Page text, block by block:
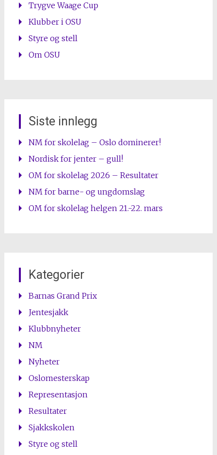
Trygve Waage Cup
Klubber i OSU
Styre og stell
Om OSU
Siste innlegg
NM for skolelag – Oslo dominerer!
Nordisk for jenter – gull!
OM for skolelag 2026 – Resultater
NM for barne- og ungdomslag
OM for skolelag helgen 21.-22. mars
Kategorier
Barnas Grand Prix
Jentesjakk
Klubbnyheter
NM
Nyheter
Oslomesterskap
Representasjon
Resultater
Sjakkskolen
Styre og stell